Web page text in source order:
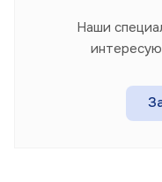
Наши